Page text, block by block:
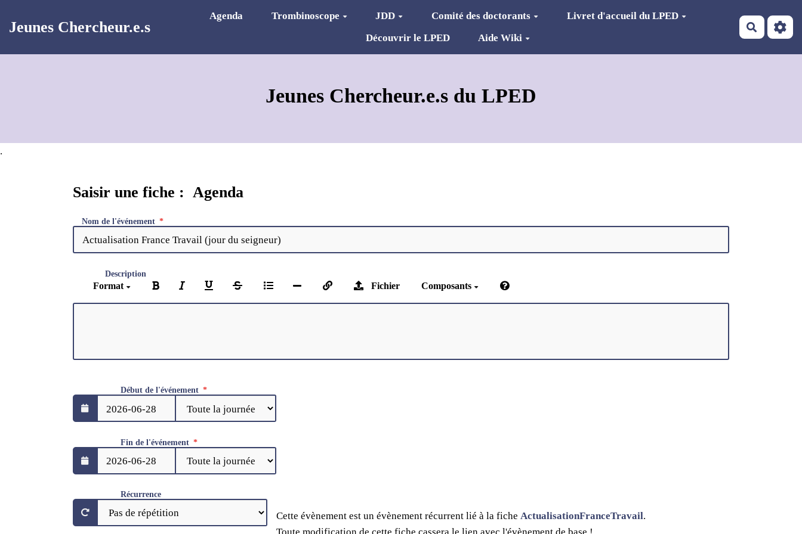
Jeunes Chercheur.e.s
Agenda Trombinoscope JDD Comité des doctorants
Livret d'accueil du LPED
Découvrir le LPED
Aide Wiki
Jeunes Chercheur.e.s du LPED
.
Saisir une fiche : Agenda
Nom de l'événement
Description
Format Fichier Composants
Début de l'événement
Fin de l'événement
Récurrence
Cette évènement est un évènement récurrent lié à la fiche ActualisationFranceTravail.